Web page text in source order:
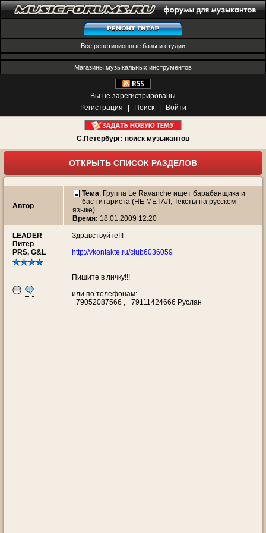
Все репетиционные базы и студии
Магазины музыкальных инструментов
Вы не зарегистрированы
Регистрация
Поиск Войти
С.Петербург: поиск музыкантов
ОТКРЫТЬ СПИСОК РАЗДЕЛОВ
Автор
Тема: Группа Le Ravanche ищет барабанщика и
бас-гитариста (НЕ МЕТАЛ, Тексты на русском
языке)
Время: 18.01.2009 12:20
LEADER
Питер
PRS, G&L
Здравствуйте!!!
http://vkontakte.ru/club6036059
Пишите в личку!!!
или по телефонам:
+79052087566 , +79111424666 Руслан